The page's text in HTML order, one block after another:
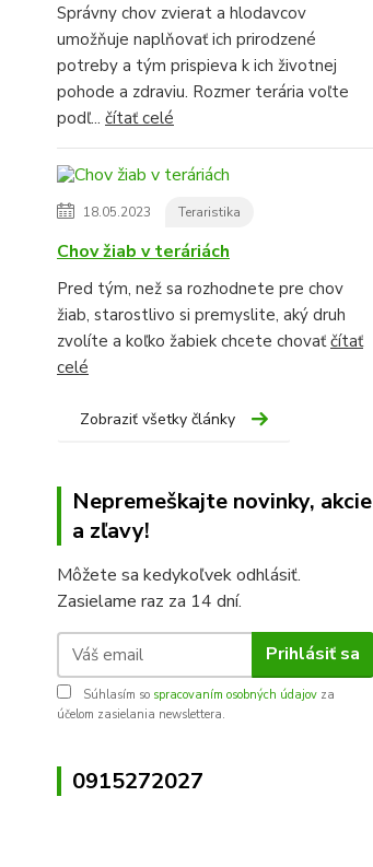
Správny chov zvierat a hlodavcov
umožňuje naplňovať ich prirodzené
potreby a tým prispieva k ich životnej
pohode a zdraviu. Rozmer terária voľte
podľ... čítať celé
18.05.2023 Teraristika
Chov žiab v teráriách
Pred tým, než sa rozhodnete pre chov
žiab, starostlivo si premyslite, aký druh
zvolíte a koľko žabiek chcete chovaťčítať
celé
Zobraziť všetky články
Nepremeškajte novinky, akcie
a zľavy!
Môžete sa kedykoľvek odhlásiť.
Zasielame raz za 14 dní.
Prihlásiť sa
Súhlasím so spracovaním osobných údajov za
účelom zasielania newslettera.
0915272027